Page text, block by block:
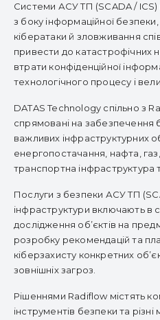
Системи АСУ ТП (SCADA /
з боку інформаційної
кібератаки й зловживання
привести до катастрофічних
втрати конфіденційної
технологічного процесу і
DATAS Technology спільно з
спрямовані на забезпечення
важливих інфраструктурних
енергопостачання, нафта,
транспортна інфраструктура
Послуги з безпеки АСУ ТП
інфраструктури включають в
дослідження об’єктів на
розробку рекомендацій та
кіберзахисту конкретних
зовнішніх загроз.
Рішеннями Radiflow містять
інструментів безпеки та